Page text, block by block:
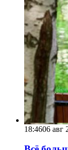
18:4606 авг